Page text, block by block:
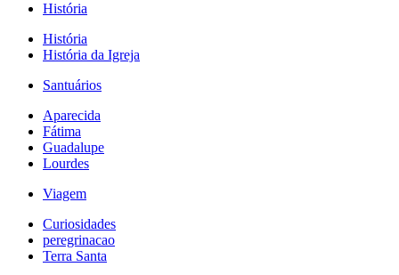
História
História
História da Igreja
Santuários
Aparecida
Fátima
Guadalupe
Lourdes
Viagem
Curiosidades
peregrinacao
Terra Santa